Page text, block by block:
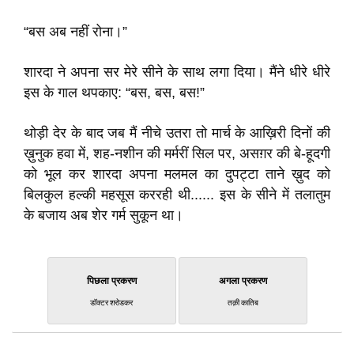
“बस अब नहीं रोना।”
शारदा ने अपना सर मेरे सीने के साथ लगा दिया। मैंने धीरे धीरे
इस के गाल थपकाए: “बस, बस, बस!”
थोड़ी देर के बाद जब मैं नीचे उतरा तो मार्च के आख़िरी दिनों की
ख़ुनुक हवा में, शह-नशीन की मर्मरीं सिल पर, असग़र की बे-हूदगी
को भूल कर शारदा अपना मलमल का दुपट्टा ताने ख़ुद को
बिलकुल हल्की महसूस कररही थी...... इस के सीने में तलातुम
के बजाय अब शेर गर्म सुकून था।
पिछला प्रकरण
डॉक्टर शरोडकर
अगला प्रकरण
तक़ी कातिब